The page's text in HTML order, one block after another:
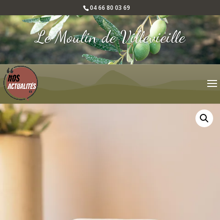
04 66 80 03 69
Le Moulin de Villevieille